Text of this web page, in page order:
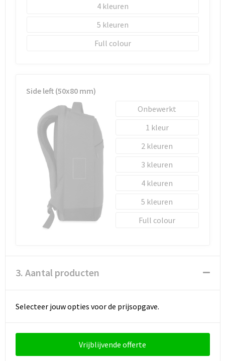
4
5
Full colour
Side left (50x80 mm)
Onbewerkt
1
2
3
4
5
Full colour
3. Aantal producten
Selecteer jouw opties voor de prijsopgave.
Vrijblijvende offerte